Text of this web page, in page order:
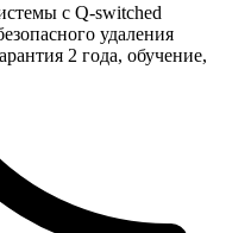
с Q-switched
удаления
2 года, обучение,